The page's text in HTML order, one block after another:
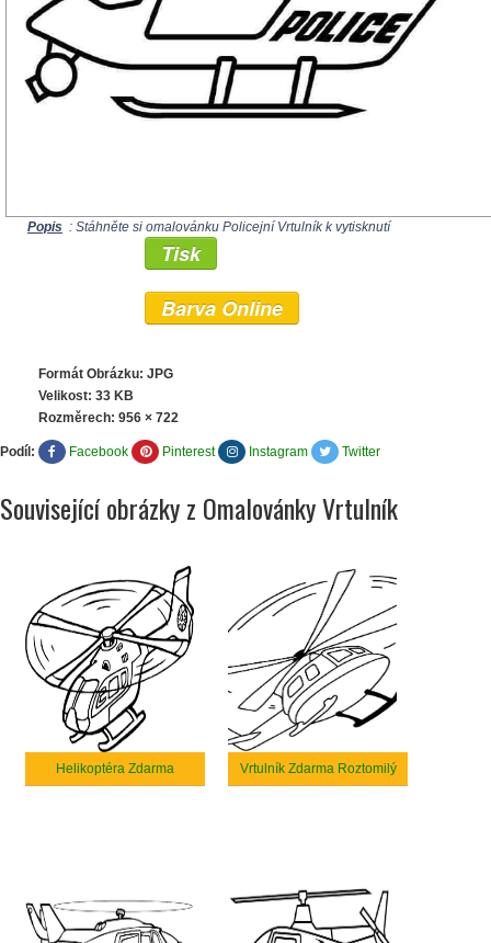
Popis : Stáhněte si omalovánku Policejní Vrtulník k vytisknutí
Tisk
Barva Online
Formát Obrázku: JPG
Velikost: 33 KB
Rozměrech: 956 × 722
Podíl: Facebook Pinterest Instagram Twitter
Související obrázky z Omalovánky Vrtulník
Helikoptéra Zdarma Vrtulník Zdarma Roztomilý